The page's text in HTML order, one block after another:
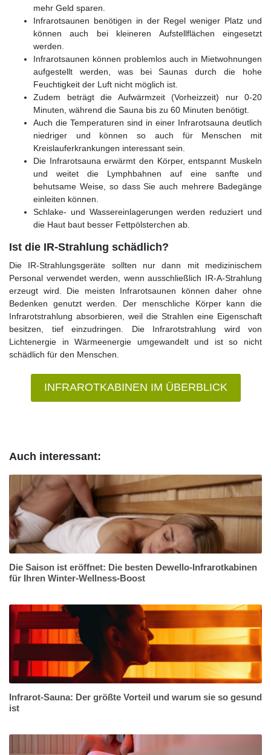
mehr Geld sparen.
Infrarotsaunen benötigen in der Regel weniger Platz und
können auch bei kleineren Aufstellflächen eingesetzt
werden.
Infrarotsaunen können problemlos auch in Mietwohnungen
aufgestellt werden, was bei Saunas durch die hohe
Feuchtigkeit der Luft nicht möglich ist.
Zudem beträgt die Aufwärmzeit (Vorheizzeit) nur 0-20
Minuten, während die Sauna bis zu 60 Minuten benötigt.
Auch die Temperaturen sind in einer Infrarotsauna deutlich
niedriger und können so auch für Menschen mit
Kreislauferkrankungen interessant sein.
Die Infrarotsauna erwärmt den Körper, entspannt Muskeln
und weitet die Lymphbahnen auf eine sanfte und
behutsame Weise, so dass Sie auch mehrere Badegänge
einleiten können.
Schlake- und Wassereinlagerungen werden reduziert und
die Haut baut besser Fettpölsterchen ab.
Ist die IR-Strahlung schädlich?
Die IR-Strahlungsgeräte sollten nur dann mit medizinischem
Personal verwendet werden, wenn ausschließlich IR-A-Strahlung
erzeugt wird. Die meisten Infrarotsaunen können daher ohne
Bedenken genutzt werden. Der menschliche Körper kann die
Infrarotstrahlung absorbieren, weil die Strahlen eine Eigenschaft
besitzen, tief einzudringen. Die Infrarotstrahlung wird von
Lichtenergie in Wärmeenergie umgewandelt und ist so nicht
schädlich für den Menschen.
INFRAROTKABINEN IM ÜBERBLICK
Auch interessant:
Die Saison ist eröffnet: Die besten Dewello-Infrarotkabinen
für Ihren Winter-Wellness-Boost
Infrarot-Sauna: Der größte Vorteil und warum sie so gesund
ist